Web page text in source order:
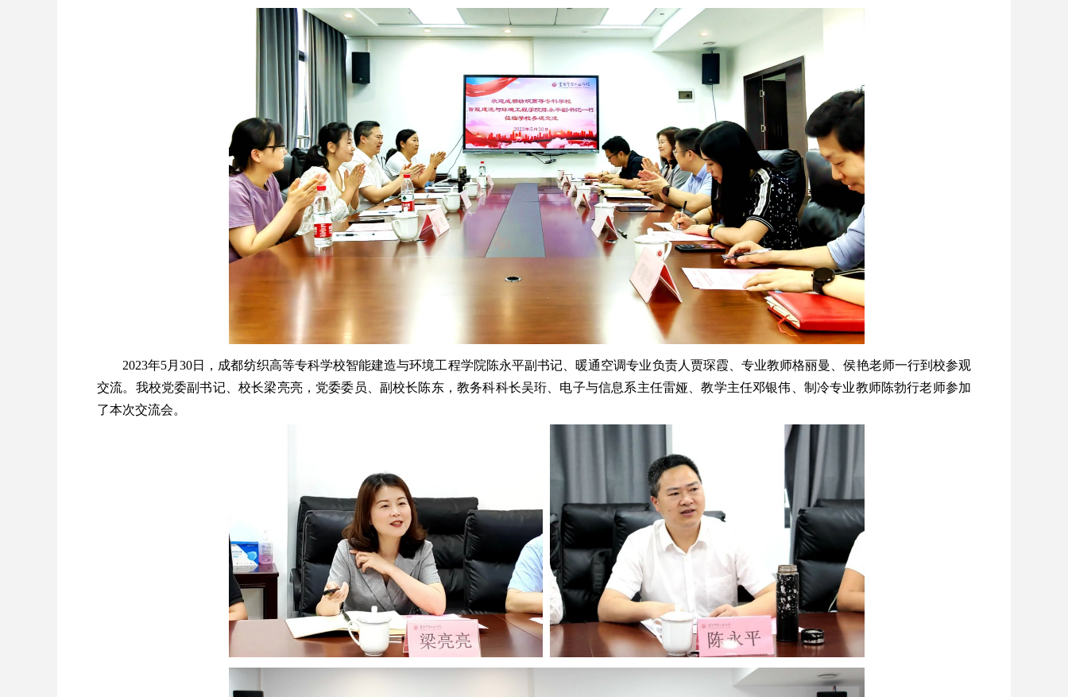
2023年5月30日，成都纺织高等专科学校智能建造与环境工程学院陈永平副书记、暖通空调专业负责人贾琛霞、专业教师格丽曼、侯艳老师一行到校参观
交流。我校党委副书记、校长梁亮亮，党委委员、副校长陈东，教务科科长吴珩、电子与信息系主任雷娅、教学主任邓银伟、制冷专业教师陈勃行老师参加
了本次交流会。